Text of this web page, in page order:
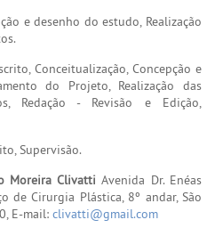
e desenho do estudo, Realização
Conceitualização, Concepção e
do Projeto, Realização das
Redação - Revisão e Edição,
Supervisão.
Moreira Clivatti Avenida Dr. Enéas
de Cirurgia Plástica, 8º andar, São
E-mail: clivatti@gmail.com